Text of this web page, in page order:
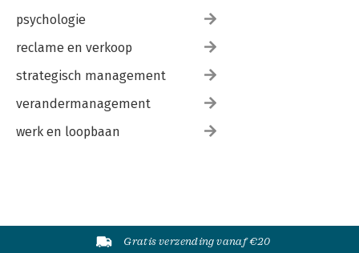
psychologie
reclame en verkoop
strategisch management
verandermanagement
werk en loopbaan
Gratis verzending vanaf €20